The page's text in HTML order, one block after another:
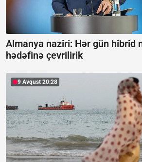
Almanya naziri: Hər gün hibrid
hədəfinə çevrilirik
9 Avqust 20:28